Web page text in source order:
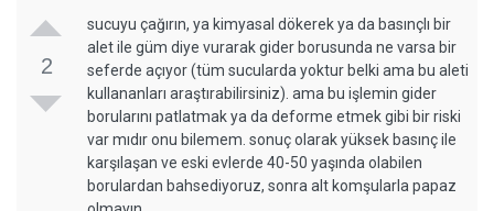
2
sucuyu çağırın, ya kimyasal dökerek ya da basınçlı bir
alet ile güm diye vurarak gider borusunda ne varsa bir
seferde açıyor (tüm sucularda yoktur belki ama bu aleti
kullananları araştırabilirsiniz). ama bu işlemin gider
borularını patlatmak ya da deforme etmek gibi bir riski
var mıdır onu bilemem. sonuç olarak yüksek basınç ile
karşılaşan ve eski evlerde 40-50 yaşında olabilen
borulardan bahsediyoruz, sonra alt komşularla papaz